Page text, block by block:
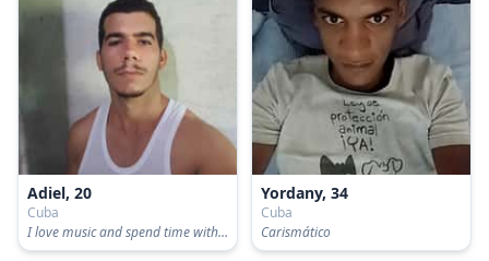
Adiel, 20
Cuba
I love music and spend time with friends 😉
Yordany, 34
Cuba
Carismático